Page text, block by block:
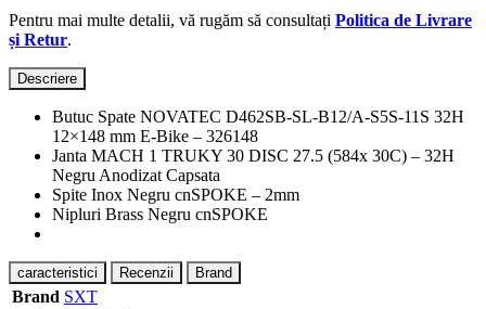
Pentru mai multe detalii, vă rugăm să consultați Politica de Livrare
și Retur.
Descriere
Butuc Spate NOVATEC D462SB-SL-B12/A-S5S-11S 32H
12×148 mm E-Bike – 326148
Janta MACH 1 TRUKY 30 DISC 27.5 (584x 30C) – 32H
Negru Anodizat Capsata
Spite Inox Negru cnSPOKE – 2mm
Nipluri Brass Negru cnSPOKE
caracteristici Recenzii Brand
Brand SXT